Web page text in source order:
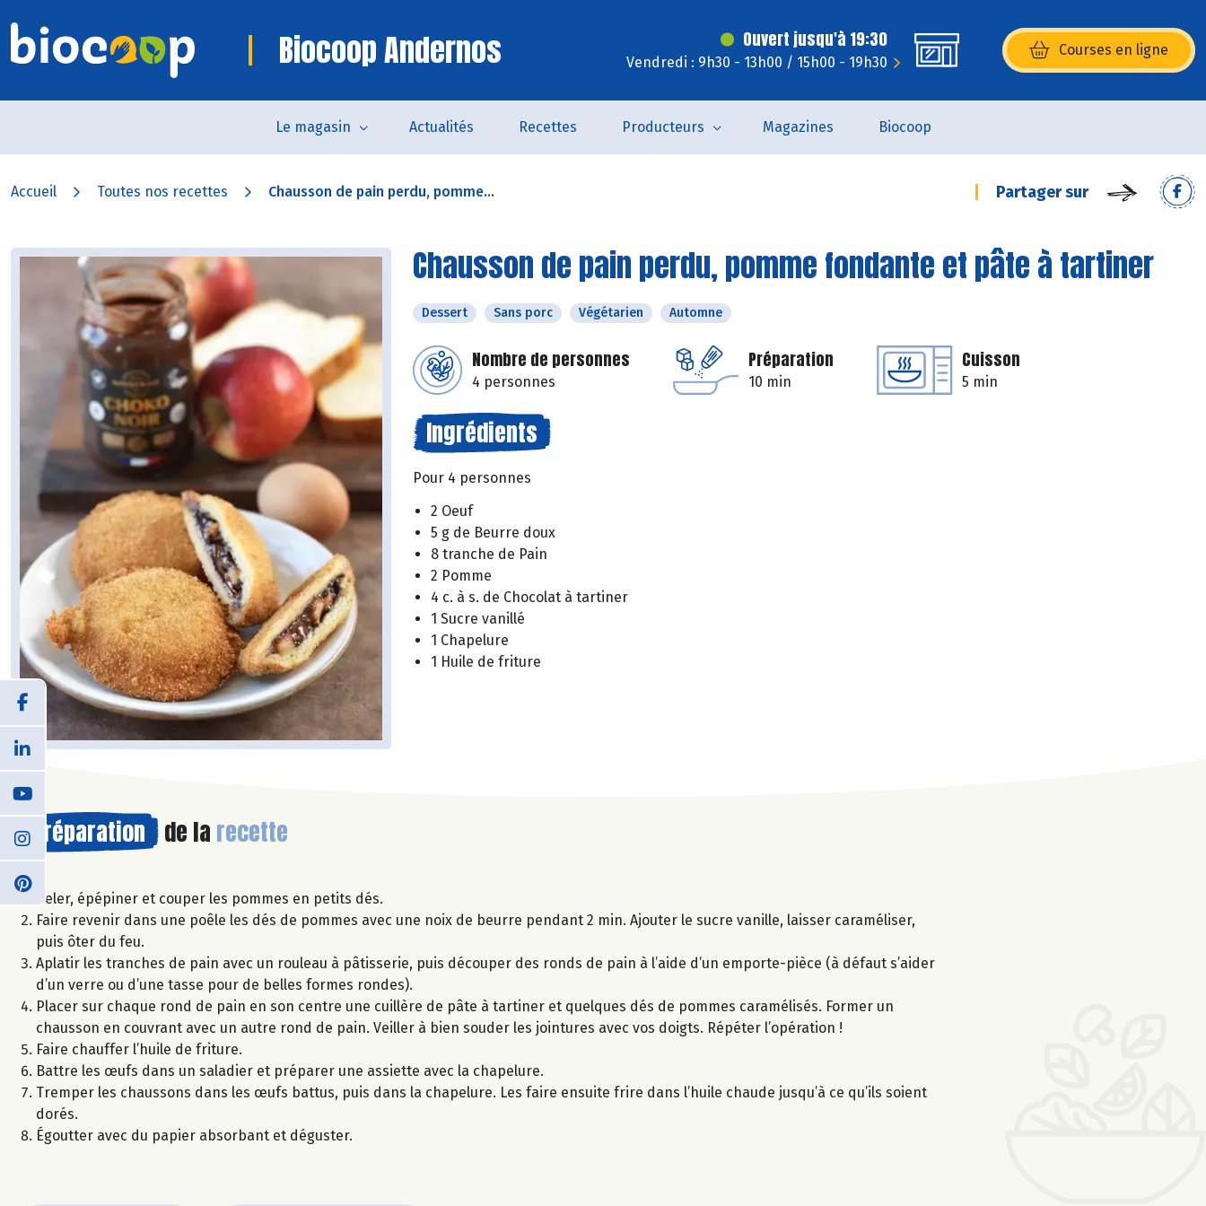
Biocoop Andernos Ouvert jusqu'à 19:30
Vendredi : 9h30 - 13h00 / 15h00 - 19h30
Courses en ligne
(s’ouvre dans une nouvelle
Le magasin Actualités Recettes Producteurs Magazines Biocoop
Accueil Toutes nos recettes Chausson de pain perdu, pomme... Partager sur
Chausson de pain perdu, pomme fondante et pâte à tartiner
Dessert Sans porc Végétarien Automne
Nombre de personnes
4 personnes
Préparation
10 min
Cuisson
5 min
Ingrédients
Pour 4 personnes
2 Oeuf
5 g de Beurre doux
8 tranche de Pain
2 Pomme
4 c. à s. de Chocolat à tartiner
1 Sucre vanillé
1 Chapelure
1 Huile de friture
Préparation de la recette
Peler, épépiner et couper les pommes en petits dés.
Faire revenir dans une poêle les dés de pommes avec une noix de beurre pendant 2 min. Ajouter le sucre vanille, laisser caraméliser,
puis ôter du feu.
Aplatir les tranches de pain avec un rouleau à pâtisserie, puis découper des ronds de pain à l’aide d’un emporte-pièce (à défaut s’aider
d’un verre ou d’une tasse pour de belles formes rondes).
Placer sur chaque rond de pain en son centre une cuillère de pâte à tartiner et quelques dés de pommes caramélisés. Former un
chausson en couvrant avec un autre rond de pain. Veiller à bien souder les jointures avec vos doigts. Répéter l’opération !
Faire chauffer l’huile de friture.
Battre les œufs dans un saladier et préparer une assiette avec la chapelure.
Tremper les chaussons dans les œufs battus, puis dans la chapelure. Les faire ensuite frire dans l’huile chaude jusqu’à ce qu’ils soient
dorés.
Égoutter avec du papier absorbant et déguster.